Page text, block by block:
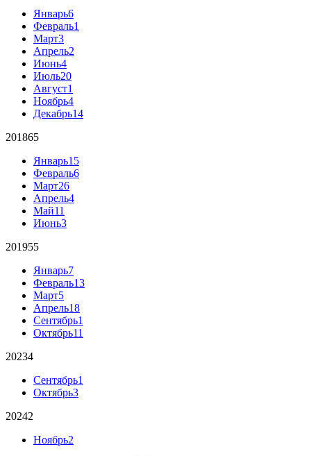
Январь6
Февраль1
Март3
Апрель2
Июнь4
Июль20
Август1
Ноябрь4
Декабрь14
201865
Январь15
Февраль6
Март26
Апрель4
Май11
Июнь3
201955
Январь7
Февраль13
Март5
Апрель18
Сентябрь1
Октябрь11
20234
Сентябрь1
Октябрь3
20242
Ноябрь2